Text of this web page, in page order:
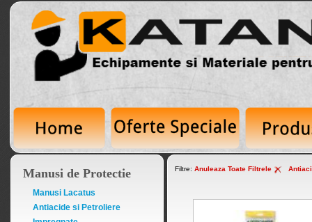
Manusi de Protectie
Manusi Lacatus
Antiacide si Petroliere
Filtre: Anuleaza Toate Filtrele